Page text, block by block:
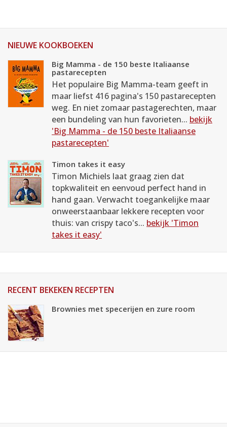
NIEUWE KOOKBOEKEN
Big Mamma - de 150 beste Italiaanse
pastarecepten
Het populaire Big Mamma-team geeft in
maar liefst 416 pagina's 150 pastarecepten
weg. En niet zomaar pastagerechten, maar
een bundeling van hun favorieten... bekijk
'Big Mamma - de 150 beste Italiaanse
pastarecepten'
Timon takes it easy
Timon Michiels laat graag zien dat
topkwaliteit en eenvoud perfect hand in
hand gaan. Verwacht toegankelijke maar
onweerstaanbaar lekkere recepten voor
thuis: van crispy taco's... bekijk 'Timon
takes it easy'
RECENT BEKEKEN RECEPTEN
Brownies met specerijen en zure room